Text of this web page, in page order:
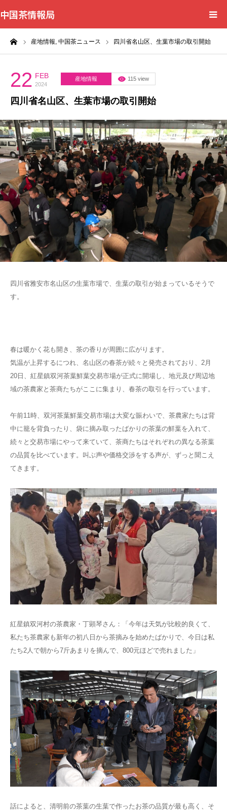
中国茶情報局
産地情報, 中国茶ニュース 四川省名山区、生葉市場の取引開始
22 FEB
2024
産地情報 115 view
四川省名山区、生葉市場の取引開始
四川省雅安市名山区の生葉市場で、生葉の取引が始まっているそうで
す。
春は暖かく花も開き、茶の香りが周囲に広がります。
気温が上昇するにつれ、名山区の春茶が続々と発売されており、2月
20日、紅星鎮双河茶葉鮮葉交易市場が正式に開場し、地元及び周辺地
域の茶農家と茶商たちがここに集まり、春茶の取引を行っています。
午前11時、双河茶葉鮮葉交易市場は大変な賑わいで、茶農家たちは背
中に籠を背負ったり、袋に摘み取ったばかりの茶葉の鮮葉を入れて、
続々と交易市場にやって来ていて、茶商たちはそれぞれの異なる茶葉
の品質を比べています。叫ぶ声や価格交渉をする声が、ずっと聞こえ
てきます。
紅星鎮双河村の茶農家・丁顕琴さん：「今年は天気が比較的良くて、
私たち茶農家も新年の初八日から茶摘みを始めたばかりで、今日は私
たち2人で朝から7斤あまりを摘んで、800元ほどで売れました」
話によると、清明前の茶葉の生葉で作ったお茶の品質が最も高く、そ
Home
News
BlogChecker
Events
WordBank
Shops
Books